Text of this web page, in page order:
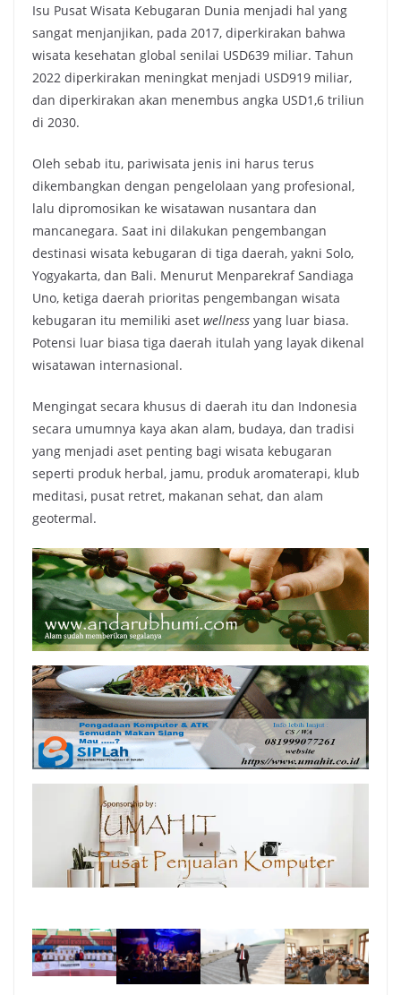
Isu Pusat Wisata Kebugaran Dunia menjadi hal yang
sangat menjanjikan, pada 2017, diperkirakan bahwa
wisata kesehatan global senilai USD639 miliar. Tahun
2022 diperkirakan meningkat menjadi USD919 miliar,
dan diperkirakan akan menembus angka USD1,6 triliun
di 2030.
Oleh sebab itu, pariwisata jenis ini harus terus
dikembangkan dengan pengelolaan yang profesional,
lalu dipromosikan ke wisatawan nusantara dan
mancanegara. Saat ini dilakukan pengembangan
destinasi wisata kebugaran di tiga daerah, yakni Solo,
Yogyakarta, dan Bali. Menurut Menparekraf Sandiaga
Uno, ketiga daerah prioritas pengembangan wisata
kebugaran itu memiliki aset wellness yang luar biasa.
Potensi luar biasa tiga daerah itulah yang layak dikenal
wisatawan internasional.
Mengingat secara khusus di daerah itu dan Indonesia
secara umumnya kaya akan alam, budaya, dan tradisi
yang menjadi aset penting bagi wisata kebugaran
seperti produk herbal, jamu, produk aromaterapi, klub
meditasi, pusat retret, makanan sehat, dan alam
geotermal.